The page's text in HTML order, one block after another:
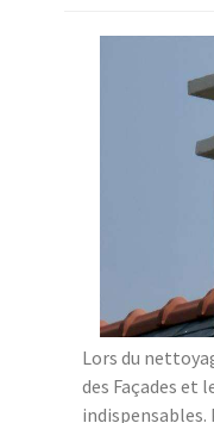
Lors du
des Façades
indispensables.